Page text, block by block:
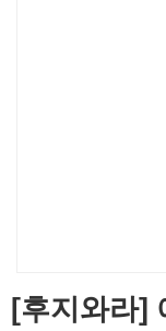
[후지와라]